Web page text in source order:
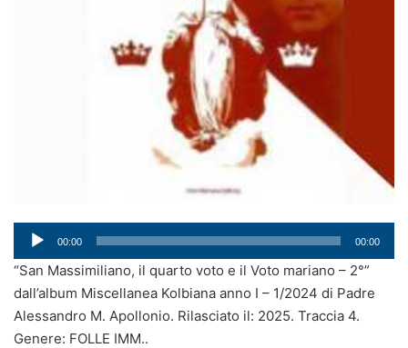
Audio
Player
00:00 00:00
“San Massimiliano, il quarto voto e il Voto mariano – 2°”
dall’album Miscellanea Kolbiana anno I – 1/2024 di Padre
Alessandro M. Apollonio. Rilasciato il: 2025. Traccia 4.
Genere: FOLLE IMM..